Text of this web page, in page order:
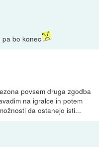
pa bo konec
povsem druga zgodba
na igralce in potem
da ostanejo isti...